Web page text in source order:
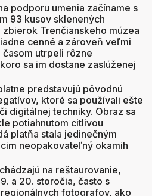
podporu umenia začíname s
93 kusov sklenených
Trenčianskeho múzea
cenné a zároveň veľmi
utrpeli rôzne
sa im dostane zaslúženej
predstavujú pôvodnú
ktoré sa používali ešte
digitálnej techniky. Obraz sa
potiahnutom citlivou
platňa stala jedinečným
neopakovateľný okamih
na reštaurovanie,
a 20. storočia, často s
fotografov, ako